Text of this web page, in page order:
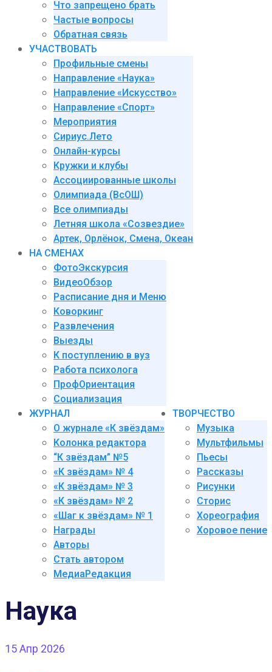
Что запрещено брать
Частые вопросы
Обратная связь
УЧАСТВОВАТЬ
Профильные смены
Направление «Наука»
Направление «Искусство»
Направление «Спорт»
Мероприятия
Сириус.Лето
Онлайн-курсы
Кружки и клубы
Ассоциированные школы
Олимпиада (ВсОШ)
Все олимпиады
Летняя школа «Созвездие»
Артек, Орлёнок, Смена, Океан
НА СМЕНАХ
ФотоЭкскурсия
ВидеоОбзор
Расписание дня и Меню
Коворкинг
Развлечения
Выезды
К поступлению в вуз
Работа психолога
ПрофОриентация
Социализация
ЖУРНАЛ
О журнале «К звёздам»
Колонка редактора
“К звёздам” №5
«К звёздам» № 4
«К звёздам» № 3
«К звёздам» № 2
«Шаг к звёздам» № 1
Награды
Авторы
Стать автором
МедиаРедакция
ТВОРЧЕСТВО
Музыка
Мультфильмы
Пьесы
Рассказы
Рисунки
Сторис
Хореография
Хоровое пение
Наука
15Апр 2026